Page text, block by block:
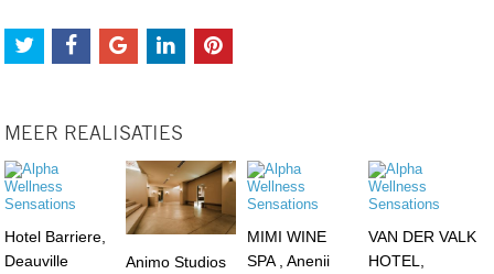
MEER REALISATIES
Hotel Barriere,
Deauville
Animo Studios
MIMI WINE
SPA , Anenii
VAN DER VALK
HOTEL,